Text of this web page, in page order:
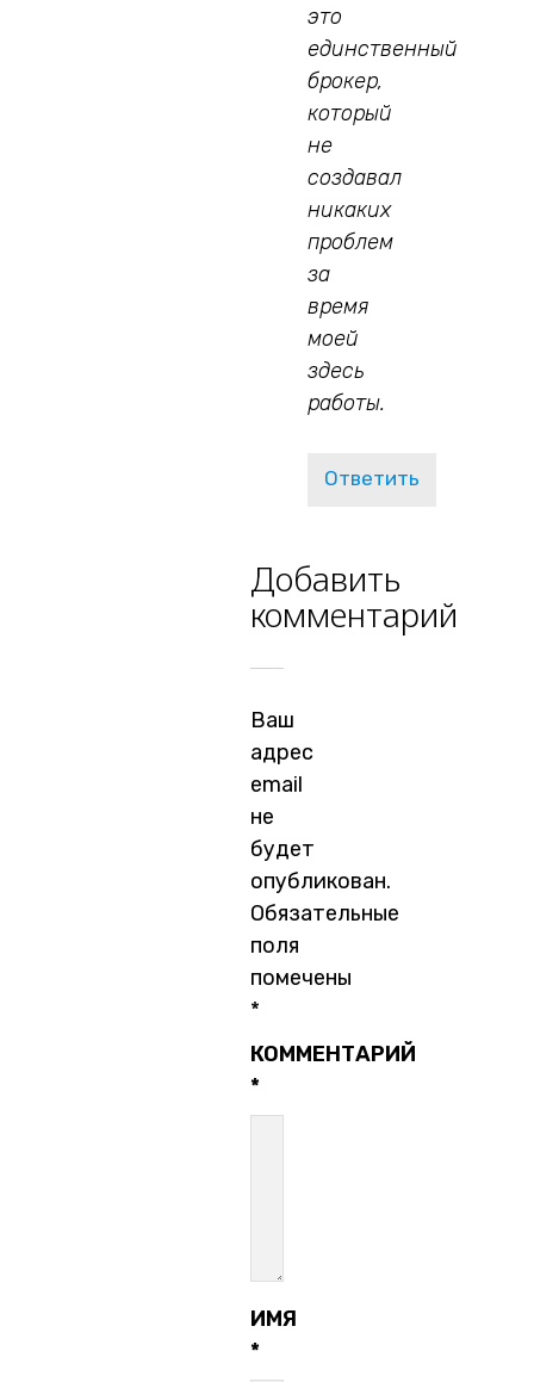
это
единственный
брокер,
который
не
создавал
никаких
проблем
за
время
моей
здесь
работы.
Ответить
Добавить
комментарий
Ваш
адрес
email
не
будет
опубликован.
Обязательные
поля
помечены
*
КОММЕНТАРИЙ
*
ИМЯ
*